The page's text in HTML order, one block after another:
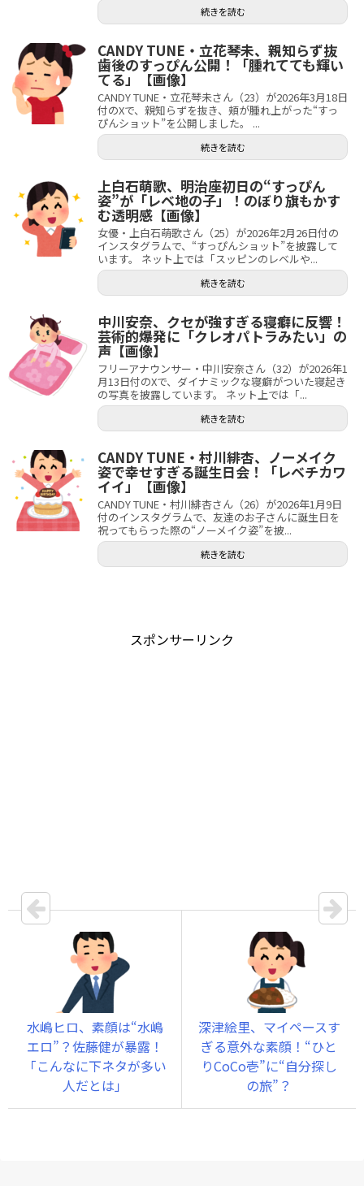
続きを読む
CANDY TUNE・立花琴未、親知らず抜
歯後のすっぴん公開！「腫れてても輝い
てる」【画像】
CANDY TUNE・立花琴未さん（23）が2026年3月18日
付のXで、親知らずを抜き、頬が腫れ上がった“すっ
ぴんショット”を公開しました。 ...
続きを読む
上白石萌歌、明治座初日の“すっぴん
姿”が「レベ地の子」！のぼり旗もかす
む透明感【画像】
女優・上白石萌歌さん（25）が2026年2月26日付の
インスタグラムで、“すっぴんショット”を披露して
います。 ネット上では「スッピンのレベルや...
続きを読む
中川安奈、クセが強すぎる寝癖に反響！
芸術的爆発に「クレオパトラみたい」の
声【画像】
フリーアナウンサー・中川安奈さん（32）が2026年1
月13日付のXで、ダイナミックな寝癖がついた寝起き
の写真を披露しています。 ネット上では「...
続きを読む
CANDY TUNE・村川緋杏、ノーメイク
姿で幸せすぎる誕生日会！「レベチカワ
イイ」【画像】
CANDY TUNE・村川緋杏さん（26）が2026年1月9日
付のインスタグラムで、友達のお子さんに誕生日を
祝ってもらった際の“ノーメイク姿”を披...
続きを読む
スポンサーリンク
水嶋ヒロ、素顔は“水嶋
エロ”？佐藤健が暴露！
「こんなに下ネタが多い
人だとは」
深津絵里、マイペースす
ぎる意外な素顔！“ひと
りCoCo壱”に“自分探し
の旅”？